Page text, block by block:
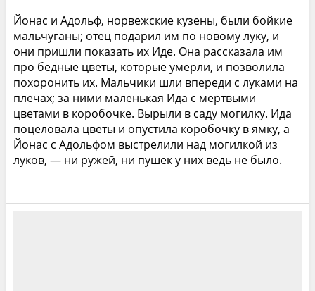
Йонас и Адольф, норвежские кузены, были бойкие
мальчуганы; отец подарил им по новому луку, и
они пришли показать их Иде. Она рассказала им
про бедные цветы, которые умерли, и позволила
похоронить их. Мальчики шли впереди с луками на
плечах; за ними маленькая Ида с мертвыми
цветами в коробочке. Вырыли в саду могилку. Ида
поцеловала цветы и опустила коробочку в ямку, а
Йонас с Адольфом выстрелили над могилкой из
луков, — ни ружей, ни пушек у них ведь не было.